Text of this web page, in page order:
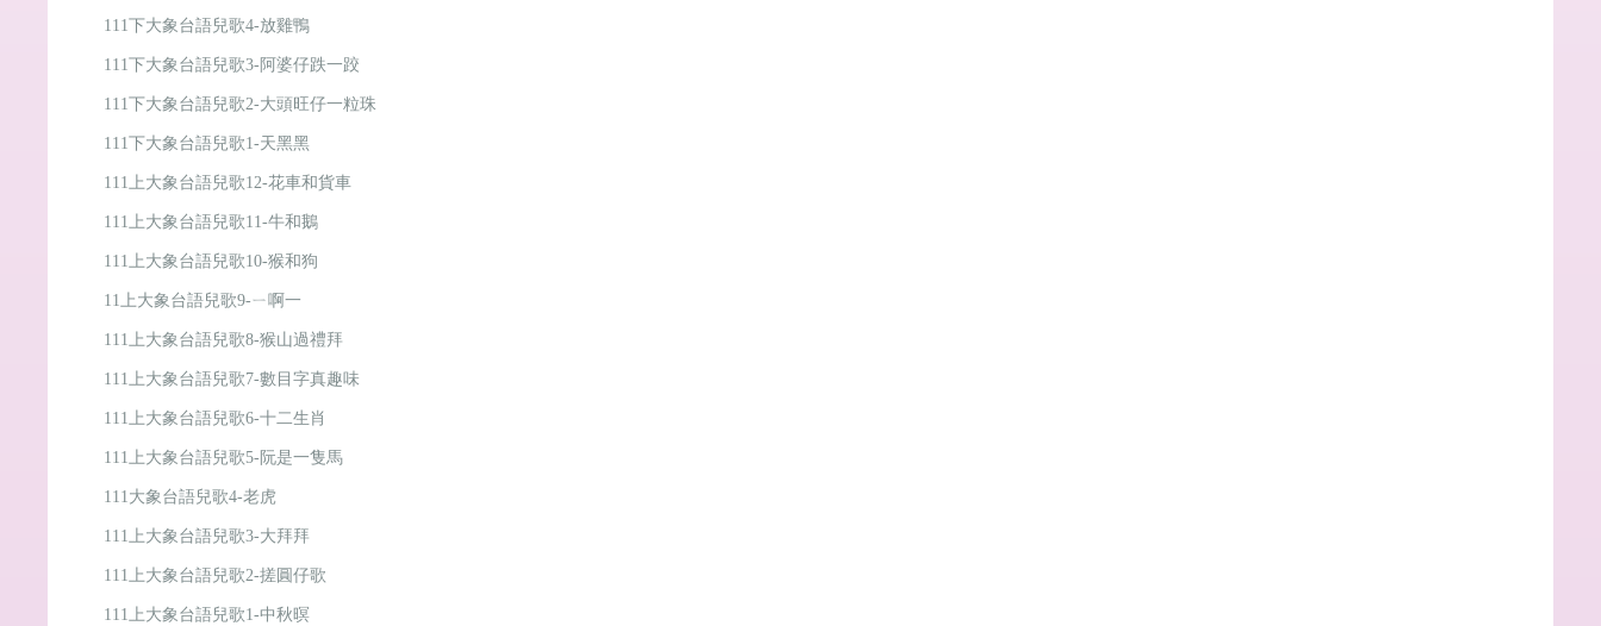
111下大象台語兒歌4-放雞鴨
111下大象台語兒歌3-阿婆仔跌一跤
111下大象台語兒歌2-大頭旺仔一粒珠
111下大象台語兒歌1-天黑黑
111上大象台語兒歌12-花車和貨車
111上大象台語兒歌11-牛和鵝
111上大象台語兒歌10-猴和狗
11上大象台語兒歌9-ㄧ啊一
111上大象台語兒歌8-猴山過禮拜
111上大象台語兒歌7-數目字真趣味
111上大象台語兒歌6-十二生肖
111上大象台語兒歌5-阮是一隻馬
111大象台語兒歌4-老虎
111上大象台語兒歌3-大拜拜
111上大象台語兒歌2-搓圓仔歌
111上大象台語兒歌1-中秋暝